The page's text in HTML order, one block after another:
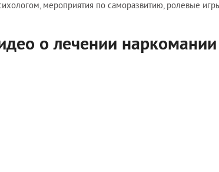
мероприятия по саморазвитию, ролевые
о лечении